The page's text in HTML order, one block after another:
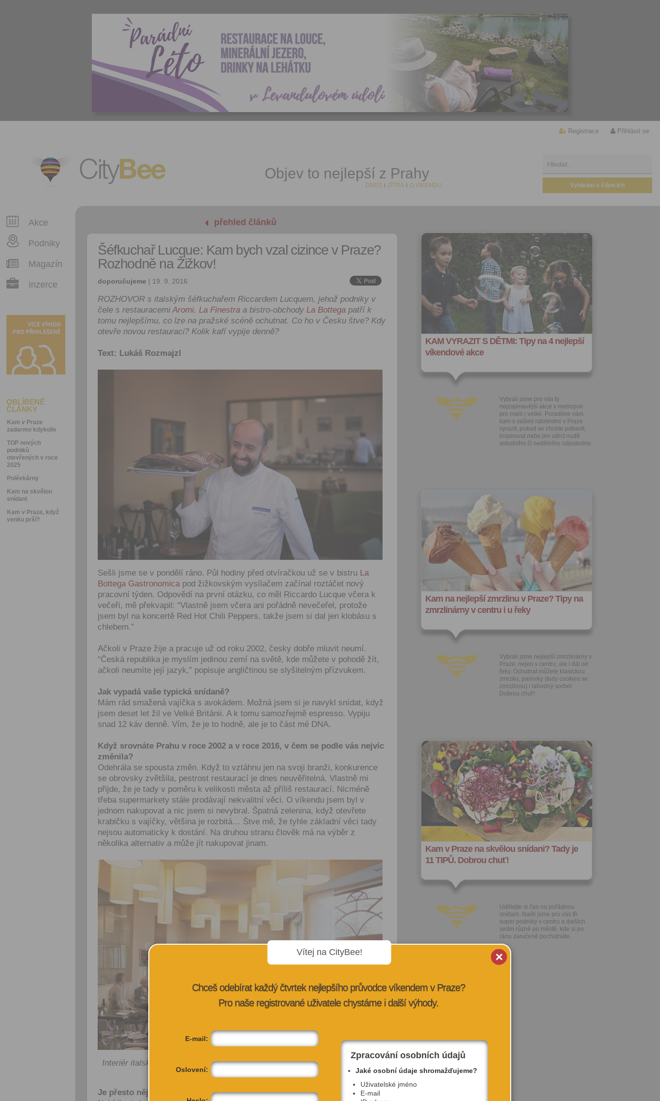
Registrace Přihlásit se
CityBee Objev to nejlepší z Prahy
DNES i ZÍTRA i O VÍKENDU
Akce
Podniky
Magazín
Inzerce
OBLÍBENÉ
ČLÁNKY
Kam v Praze
zadarmo kdykoliv
TOP nových
podniků
otevřených v roce
2025
Polévkárny
Kam na skvělou
snídani
Kam v Praze, když
venku prší?
přehled článků
Šéfkuchař Lucque: Kam bych vzal cizince v Praze?
Rozhodně na Žižkov!
doporučujeme | 19. 9. 2016
ROZHOVOR s italským šéfkuchařem Riccardem Lucquem, jehož podniky v
čele s restauracemiAromi, La Finestra a bistro-obchody La Bottega patří k
tomu nejlepšímu, co lze na pražské scéně ochutnat. Co ho v Česku štve? Kdy
otevře novou restauraci? Kolik kafí vypije denně?
Text: Lukáš Rozmajzl
Sešli jsme se v pondělí ráno. Půl hodiny před otvíračkou už se v bistru La
Bottega Gastronomicapod žižkovským vysílačem začínal roztáčet nový
pracovní týden. Odpovědí na první otázku, co měl Riccardo Lucque včera k
večeři, mě překvapil: “Vlastně jsem včera ani pořádně nevečeřel, protože
jsem byl na koncertě Red Hot Chili Peppers, takže jsem si dal jen klobásu s
chlebem.”
Ačkoli v Praze žije a pracuje už od roku 2002, česky dobře mluvit neumí.
“Česká republika je myslím jedinou zemí na světě, kde můžete v pohodě žít,
ačkoli neumíte její jazyk,” popisuje angličtinou se slyšitelným přízvukem.
Jak vypadá vaše typická snídaně?
Mám rád smažená vajíčka s avokádem. Možná jsem si je navykl snídat, když
jsem deset let žil ve Velké Británii. A k tomu samozřejmě espresso. Vypiju
snad 12 káv denně. Vím, že je to hodně, ale je to část mé DNA.
Když srovnáte Prahu v roce 2002 a v roce 2016, v čem se podle vás nejvíc
změnila?
Odehrála se spousta změn. Když to vztáhnu jen na svoji branži, konkurence
se obrovsky zvětšila, pestrost restaurací je dnes neuvěřitelná. Vlastně mi
přijde, že je tady v poměru k velikosti města až příliš restaurací. Nicméně
třeba supermarkety stále prodávají nekvalitní věci. O víkendu jsem byl v
jednom nakupovat a nic jsem si nevybral. Špatná zelenina, když otevřete
krabičku s vajíčky, většina je rozbitá… Štve mě, že tyhle základní věci tady
nejsou automaticky k dostání. Na druhou stranu člověk má na výběr z
několika alternativ a může jít nakupovat jinam.
Interiér italské restaurace Aromi, která se nedávno přestěhovala na Náměstí
Míru. Foto: Aromi
Je přesto nějaký typ restaurace nebo bistra, který vám v Praze chybí?
KAM VYRAZIT S DĚTMI: Tipy na 4 nejlepší
víkendové akce
Vybrali jsme pro vás ty
nejzajímavější akce v metropoli
pro malé i velké. Poradíme vám,
kam s vašimi ratolestmi v Praze
vyrazit, pokud se chcete pobavit,
inspirovat nebo jen utéct nudě
sobotního či nedělního odpoledne.
Kam na nejlepší zmrzlinu v Praze? Tipy na
zmrzlinárny v centru i u řeky
Vybrali jsme nejlepší zmrzlinárny v
Praze, nejen v centru, ale i dál od
řeky. Ochutnat můžete klasickou
zmrzku, parlorky (tedy cookies se
zmrzlinou) i lahodný sorbet.
Dobrou chuť!
Kam v Praze na skvělou snídani? Tady je
11 TIPŮ. Dobrou chuť!
Udělejte si čas na pořádnou
snídani. Našli jsme pro vás tři
super podniky v centru a dalších
sedm různě po městě, kde si po
ránu zaručeně pochutnáte.
Vítej na CityBee!
Chceš odebírat každý čtvrtek nejlepšího průvodce víkendem v Praze?
Pro naše registrované uživatele chystáme i další výhody.
E-mail:
Oslovení:
Zpracování osobních údajů
Jaké osobní údaje shromažďujeme?
Uživatelské jméno
E-mail